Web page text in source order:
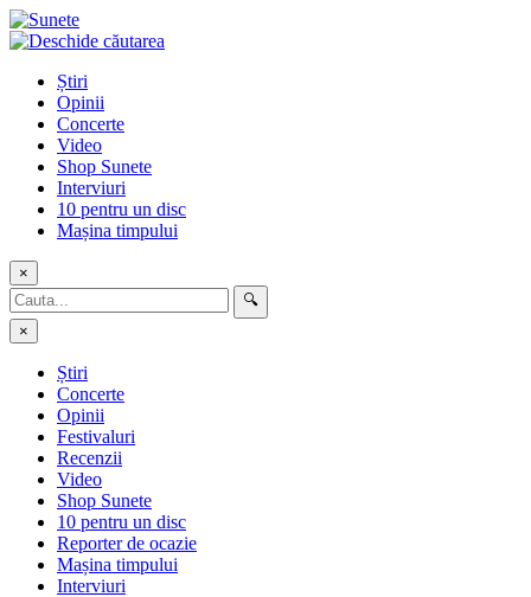
Skip
to
Știri
Opinii
Concerte
Video
Shop Sunete
Interviuri
10 pentru un disc
Mașina timpului
×
🔍
×
Știri
Concerte
Opinii
Festivaluri
Recenzii
Video
Shop Sunete
10 pentru un disc
Reporter de ocazie
Mașina timpului
Interviuri